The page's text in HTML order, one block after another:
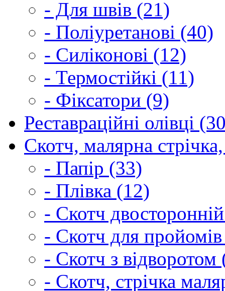
- Для швів (21)
- Поліуретанові (40)
- Силіконові (12)
- Термостійкі (11)
- Фіксатори (9)
Реставраційні олівці
Скотч, малярна
- Папір (33)
- Плівка (12)
- Скотч
- Скотч для
- Скотч з відворотом
- Скотч, стрічка